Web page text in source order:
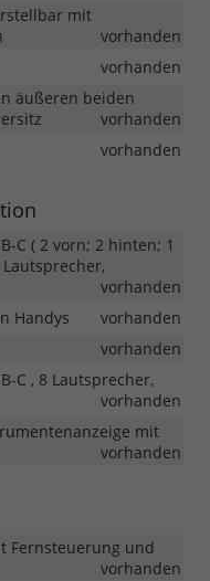
mit
vorhanden
vorhanden
äußeren beiden
vorhanden
vorhanden
C ( 2 vorn; 2 hinten; 1
Lautsprecher,
vorhanden
Handys
vorhanden
vorhanden
C , 8 Lautsprecher,
vorhanden
mit
vorhanden
Fernsteuerung und
vorhanden